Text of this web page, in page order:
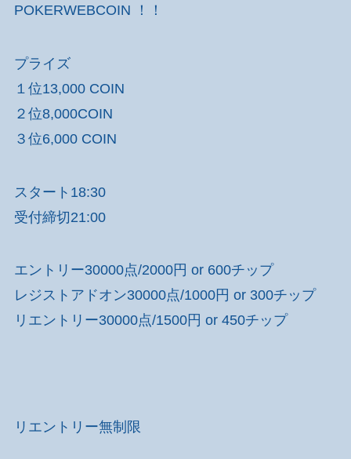
POKERWEBCOIN ！！
プライズ
１位13,000 COIN
２位8,000COIN
３位6,000 COIN
スタート18:30
受付締切21:00
エントリー30000点/2000円 or 600チップ
レジストアドオン30000点/1000円 or 300チップ
リエントリー30000点/1500円 or 450チップ
リエントリー無制限